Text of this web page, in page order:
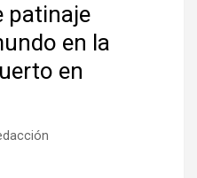
patinaje
en la
en